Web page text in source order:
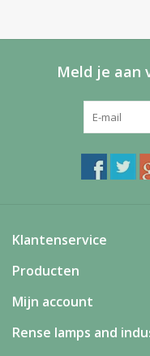
Meld je aan
Klantenservice
Producten
Mijn account
Rense lamps and